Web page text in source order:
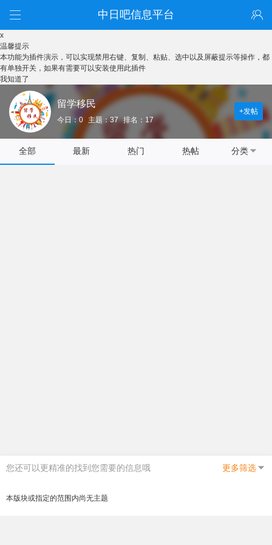
中日吧信息平台
x
温馨提示
本功能为插件演示，可以实现禁用右键、复制、粘贴、选中以及屏蔽提示等操作，都
有单独开关，如果有需要可以安装使用此插件
我知道了
留学移民
今日：0 主题：37 排名：17
+发帖
全部 最新 热门 热帖 分类
您还可以更精准的找到您需要的信息哦 更多筛选
本版块或指定的范围内尚无主题